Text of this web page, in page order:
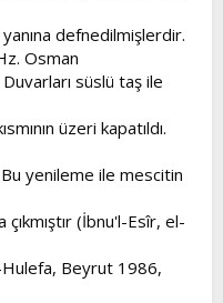
defnedilmişlerdir.
Osman
süslü taş ile
üzeri kapatıldı.
Bu yenileme ile mescitin
çıkmıştır (İbnu'l-Esîr, el-
Beyrut 1986,